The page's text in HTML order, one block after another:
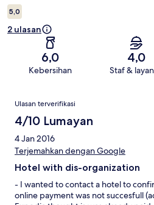
5,0
2 ulasan
6,0
Kebersihan
4,0
Staf &
Ulasan
Ulasan terverifikasi
4/10 Lumayan
4 Jan 2016
Terjemahkan dengan Google
Hotel with dis-organization
- I wanted to contact a hotel to
online payment was not succesfull